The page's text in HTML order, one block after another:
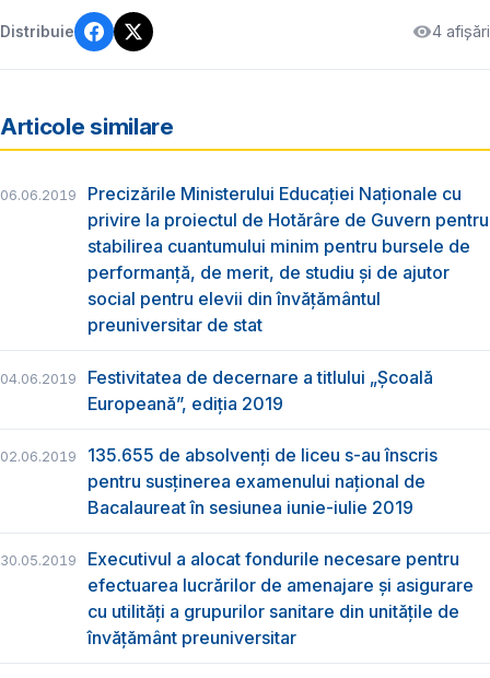
Distribuie 4 afișări
Articole similare
06.06.2019
Precizările Ministerului Educației Naționale cu
privire la proiectul de Hotărâre de Guvern pentru
stabilirea cuantumului minim pentru bursele de
performanță, de merit, de studiu și de ajutor
social pentru elevii din învățământul
preuniversitar de stat
04.06.2019
Festivitatea de decernare a titlului „Şcoală
Europeană”, ediția 2019
02.06.2019
135.655 de absolvenţi de liceu s-au înscris
pentru susţinerea examenului naţional de
Bacalaureat în sesiunea iunie-iulie 2019
30.05.2019
Executivul a alocat fondurile necesare pentru
efectuarea lucrărilor de amenajare și asigurare
cu utilități a grupurilor sanitare din unitățile de
învățământ preuniversitar